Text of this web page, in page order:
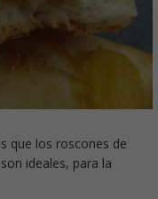
que los roscones de
ideales, para la